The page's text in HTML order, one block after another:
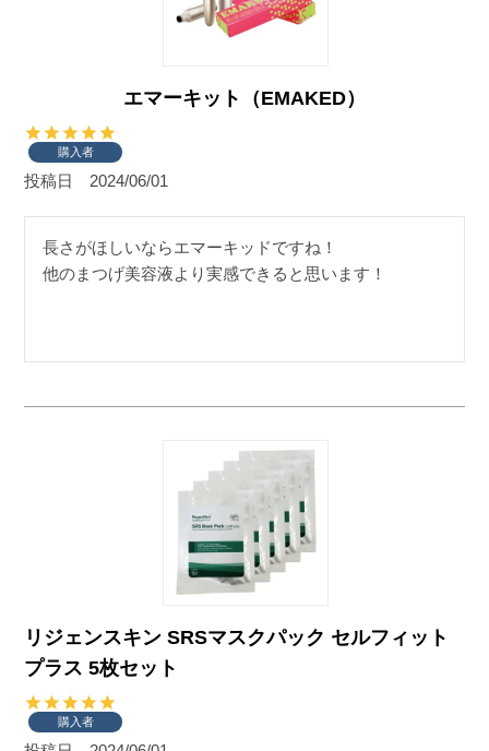
エマーキット（EMAKED）
購入者
投稿日 2024/06/01
長さがほしいならエマーキッドですね！
他のまつげ美容液より実感できると思います！
リジェンスキン SRSマスクパック セルフィット
プラス 5枚セット
購入者